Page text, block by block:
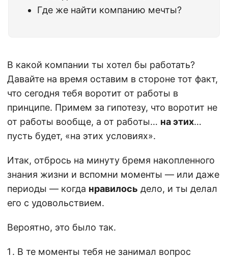
Где же найти компанию мечты?
В какой компании ты хотел бы работать?
Давайте на время оставим в стороне тот факт,
что сегодня тебя воротит от работы в
принципе. Примем за гипотезу, что воротит не
от работы вообще, а от работы… на этих…
пусть будет, «на этих условиях».
Итак, отбрось на минуту бремя накопленного
знания жизни и вспомни моменты — или даже
периоды — когда нравилось дело, и ты делал
его с удовольствием.
Вероятно, это было так.
В те моменты тебя не занимал вопрос